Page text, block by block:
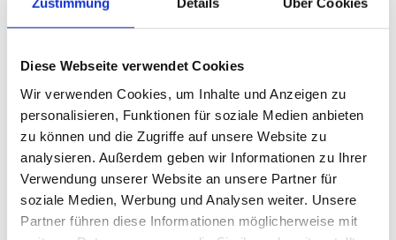
Diese Webseite verwendet Cookies
Wir verwenden Cookies, um Inhalte und Anzeigen zu
personalisieren, Funktionen für soziale Medien anbieten
zu können und die Zugriffe auf unsere Website zu
analysieren. Außerdem geben wir Informationen zu Ihrer
Verwendung unserer Website an unsere Partner für
soziale Medien, Werbung und Analysen weiter. Unsere
Partner führen diese Informationen möglicherweise mit
Kunden nicht nur vor Wind und Wetter, sondern erzeugt
gleichzeitig nachhaltigen Strom. Dies unterstreicht das Ziel,
Elektromobilität nicht nur komfortabel, sondern auch
umweltfreundlich zu gestalten.
Service während der Ladezeit
Während des Ladevorgangs profitieren die Kunden von der
idealen Lage des Ladeparks: Die benachbarte AVIA-Tankstelle und
ein angrenzendes McDonald’s Restaurant bieten optimale